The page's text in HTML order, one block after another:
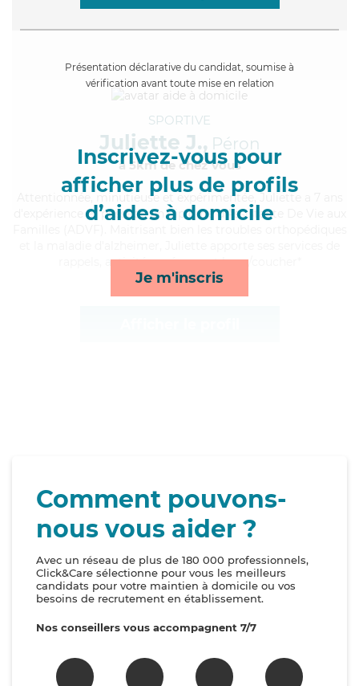
Présentation déclarative du candidat, soumise à
vérification avant toute mise en relation
Inscrivez-vous pour
afficher plus de profils
d’aides à domicile
Je m'inscris
SPORTIVE
Juliette J., Péron
à 5km de chez Vous
, minutieuse et expérimentée, Juliette a 7 ans
d'expérience et possède un diplôme d'Assistante De Vie aux
rappels, activités, ménage et lever/coucher*
Comment pouvons-
nous vous aider ?
Avec un réseau de plus de 180 000 professionnels,
Click&Care sélectionne pour vous les meilleurs
candidats pour votre maintien à domicile ou vos
besoins de recrutement en établissement.
Nos conseillers vous accompagnent 7/7